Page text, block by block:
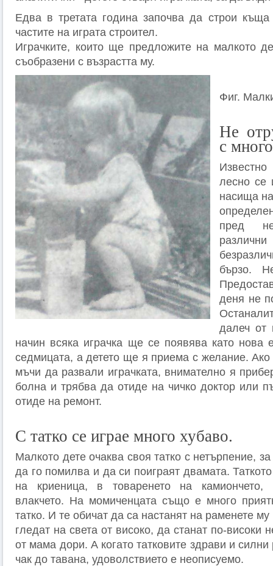
Едва в третата година започва да строи
частите на играта строител.
Играчките, които ще предложите на малкото
съобразени с възрастта му.
Фиг.
Не
с
лесно се
насища
пред
бързо.
деня не
далеч от
начин всяка играчка ще се появява като
седмицата, а детето ще я приема с желание. Ако
мъчи да развали играчката, внимателно я
болна и трябва да отиде на чичко доктор или
отиде на ремонт.
С татко се играе много хубаво.
Малкото дете очаква своя татко с нетърпение,
да го помилва и да си поиграят двамата.
на криеница, в товаренето на камиончето,
влакчето. На момиченцата също е много
татко. И те обичат да са настанят на раменете му
гледат на света от високо, да станат по-високи
от мама дори. А когато татковите здрави и силни
чак до тавана, удоволствието е неописуемо.